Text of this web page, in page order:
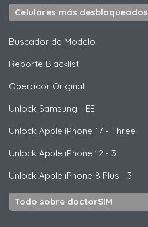
Celulares más desbloqueados
Buscador de Modelo
Reporte Blacklist
Operador Original
Unlock Samsung - EE
Unlock Apple iPhone 17 - Three
Unlock Apple iPhone 12 - 3
Unlock Apple iPhone 8 Plus - 3
Todo sobre doctorSIM